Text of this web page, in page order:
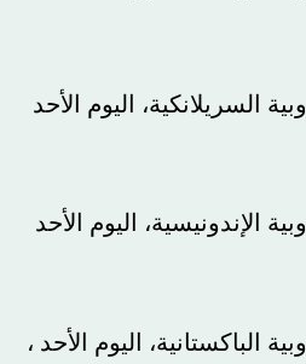
السريلانكية، اليوم الأحد
الإندونيسية، اليوم الأحد
الباكستانية، اليوم الأحد ،